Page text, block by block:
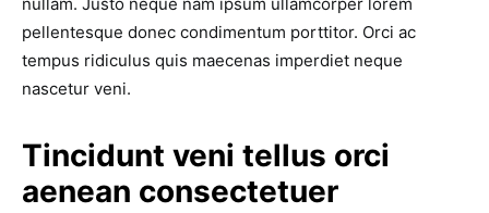
pellentesque donec condimentum porttitor. Orci ac
tempus ridiculus quis maecenas imperdiet neque
nascetur veni.
Tincidunt veni tellus orci
aenean consectetuer